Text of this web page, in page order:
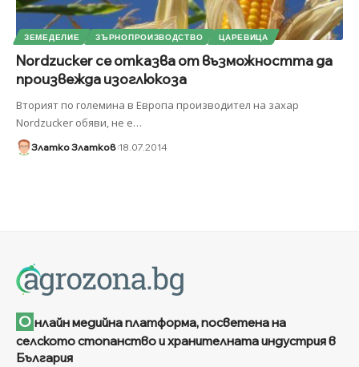
ЗЕМЕДЕЛИЕ ЗЪРНОПРОИЗВОДСТВО ЦАРЕВИЦА
Nordzucker се отказва от възможността да
произвежда изоглюкоза
Вторият по големина в Европа производител на захар
Nordzucker обяви, не е…
Златко Златков 18.07.2014
О нлайн медийна платформа, посветена на
селското стопанство и хранителната индустрия в
България